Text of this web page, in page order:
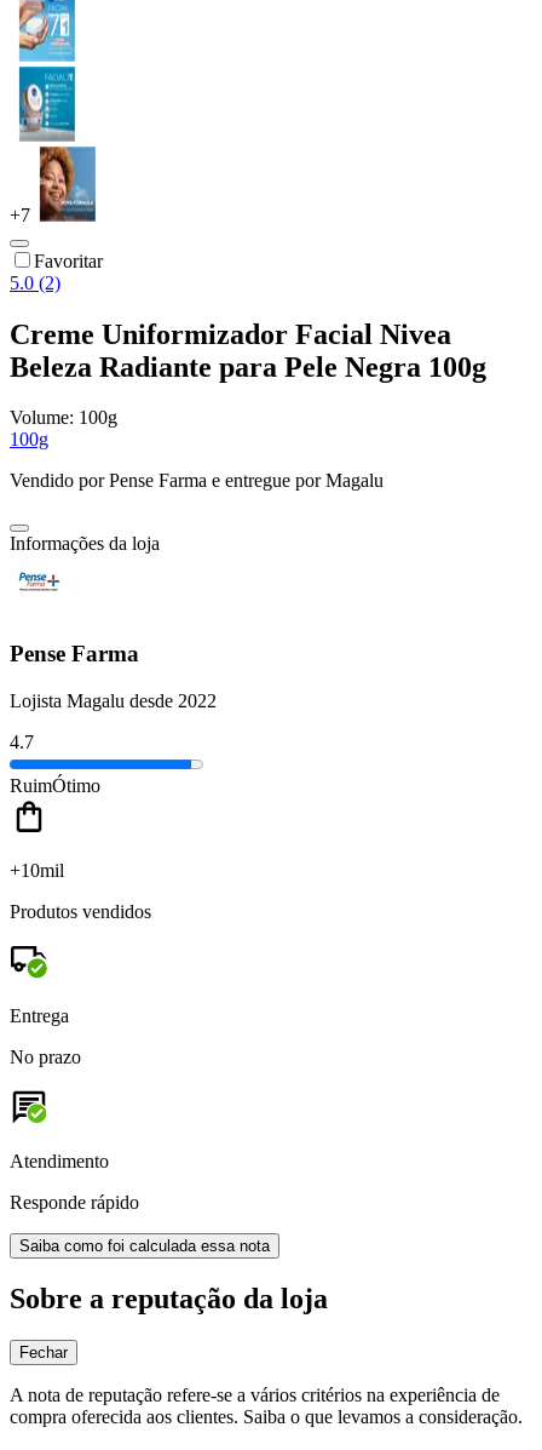
+7
Favoritar
5.0 (2)
Creme Uniformizador Facial Nivea
Beleza Radiante para Pele Negra 100g
Volume: 100g
100g
Vendido porPense Farma e entregue por Magalu
Informações da loja
Pense Farma
Lojista Magalu desde 2022
4.7
RuimÓtimo
+10mil
Produtos vendidos
Entrega
No prazo
Atendimento
Responde rápido
Saiba como foi calculada essa nota
Sobre a reputação da loja
Fechar
A nota de reputação refere-se a vários critérios na experiência de
compra oferecida aos clientes. Saiba o que levamos a consideração.